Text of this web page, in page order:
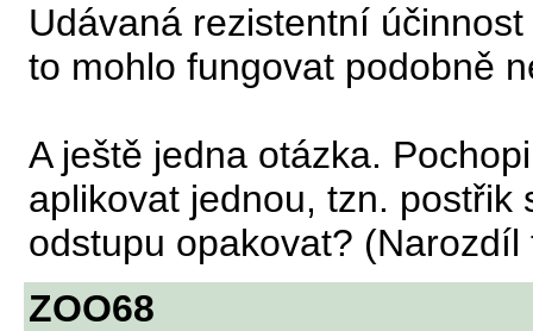
Udávaná rezistentní
to mohlo fungovat podobně
A ještě jedna otázka.
aplikovat jednou, tzn.
odstupu opakovat?
ZOO68